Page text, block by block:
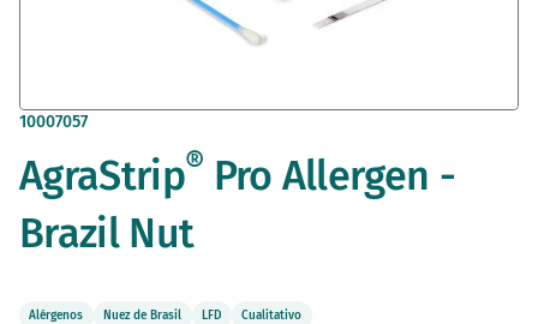
Saltar
comienzo
de
galería
10007057
AgraStrip® Pro Allergen -
Brazil Nut
Alérgenos Nuez de Brasil LFD Cualitativo